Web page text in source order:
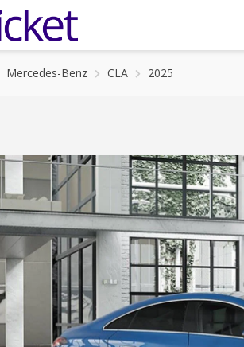
Mercedes-Benz CLA 2025